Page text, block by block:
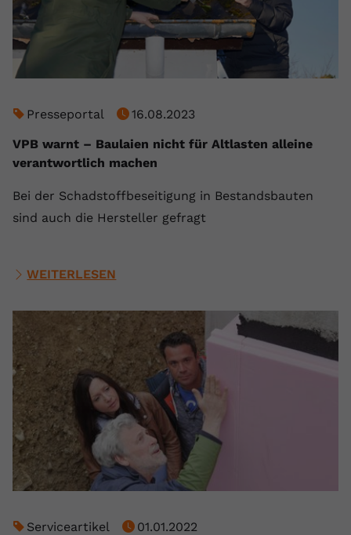
Presseportal
16.08.2023
VPB warnt – Baulaien nicht für Altlasten alleine
verantwortlich machen
Bei der Schadstoffbeseitigung in Bestandsbauten
sind auch die Hersteller gefragt
WEITERLESEN
Serviceartikel
01.01.2022